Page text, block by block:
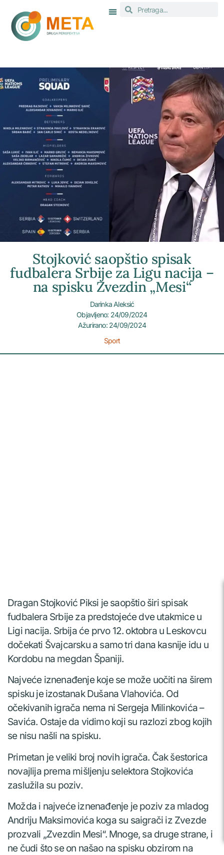
Stojković saopštio spisak
fudbalera Srbije za Ligu nacija –
na spisku Zvezdin „Mesi“
Darinka Aleksić
Objavljeno: 24/09/2024
Ažurirano: 24/09/2024
Sport
Dragan Stojković Piksi je saopštio širi spisak
fudbalera Srbije za predstojeće dve utakmice u
Ligi nacija. Srbija će prvo 12. oktobra u Leskovcu
dočekati Švajcarsku a samo tri dana kasnije idu u
Kordobu na megdan Španiji.
Najveće iznenađenje koje se može uočiti na širem
spisku je izostanak Dušana Vlahovića. Od
očekivanih igrača nema ni Sergeja Milinkovića –
Savića. Ostaje da vidimo koji su razlozi zbog kojih
se nisu našli na spisku.
Primetan je veliki broj novih igrača. Čak šestorica
novajlija prema mišljenju selektora Stojkovića
zaslužila su poziv.
Možda i najveće iznenađenje je poziv za mladog
Andriju Maksimovića koga su saigrači iz Zvezde
prozvali „Zvezdin Mesi“. Mnoge, sa druge strane, i
ne čudi što se on našao na spisku obzirom na